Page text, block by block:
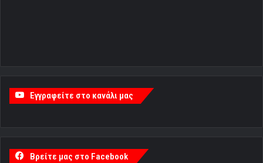
Εγγραφείτε στο κανάλι μας
Βρείτε μας στο Facebook